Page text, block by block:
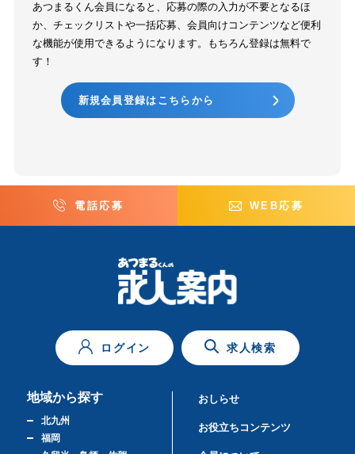
電話応募 WEB応募
あつまるくん会員になると、応募の際の入力が不要となるほ
か、チェックリストや一括応募、会員向けコンテンツなど便利
な機能が使用できるようになります。もちろん登録は無料で
す！
新規会員登録はこちらから
ログイン 求人検索
地域から探す
北九州
福岡
おしらせ
お役立ちコンテンツ